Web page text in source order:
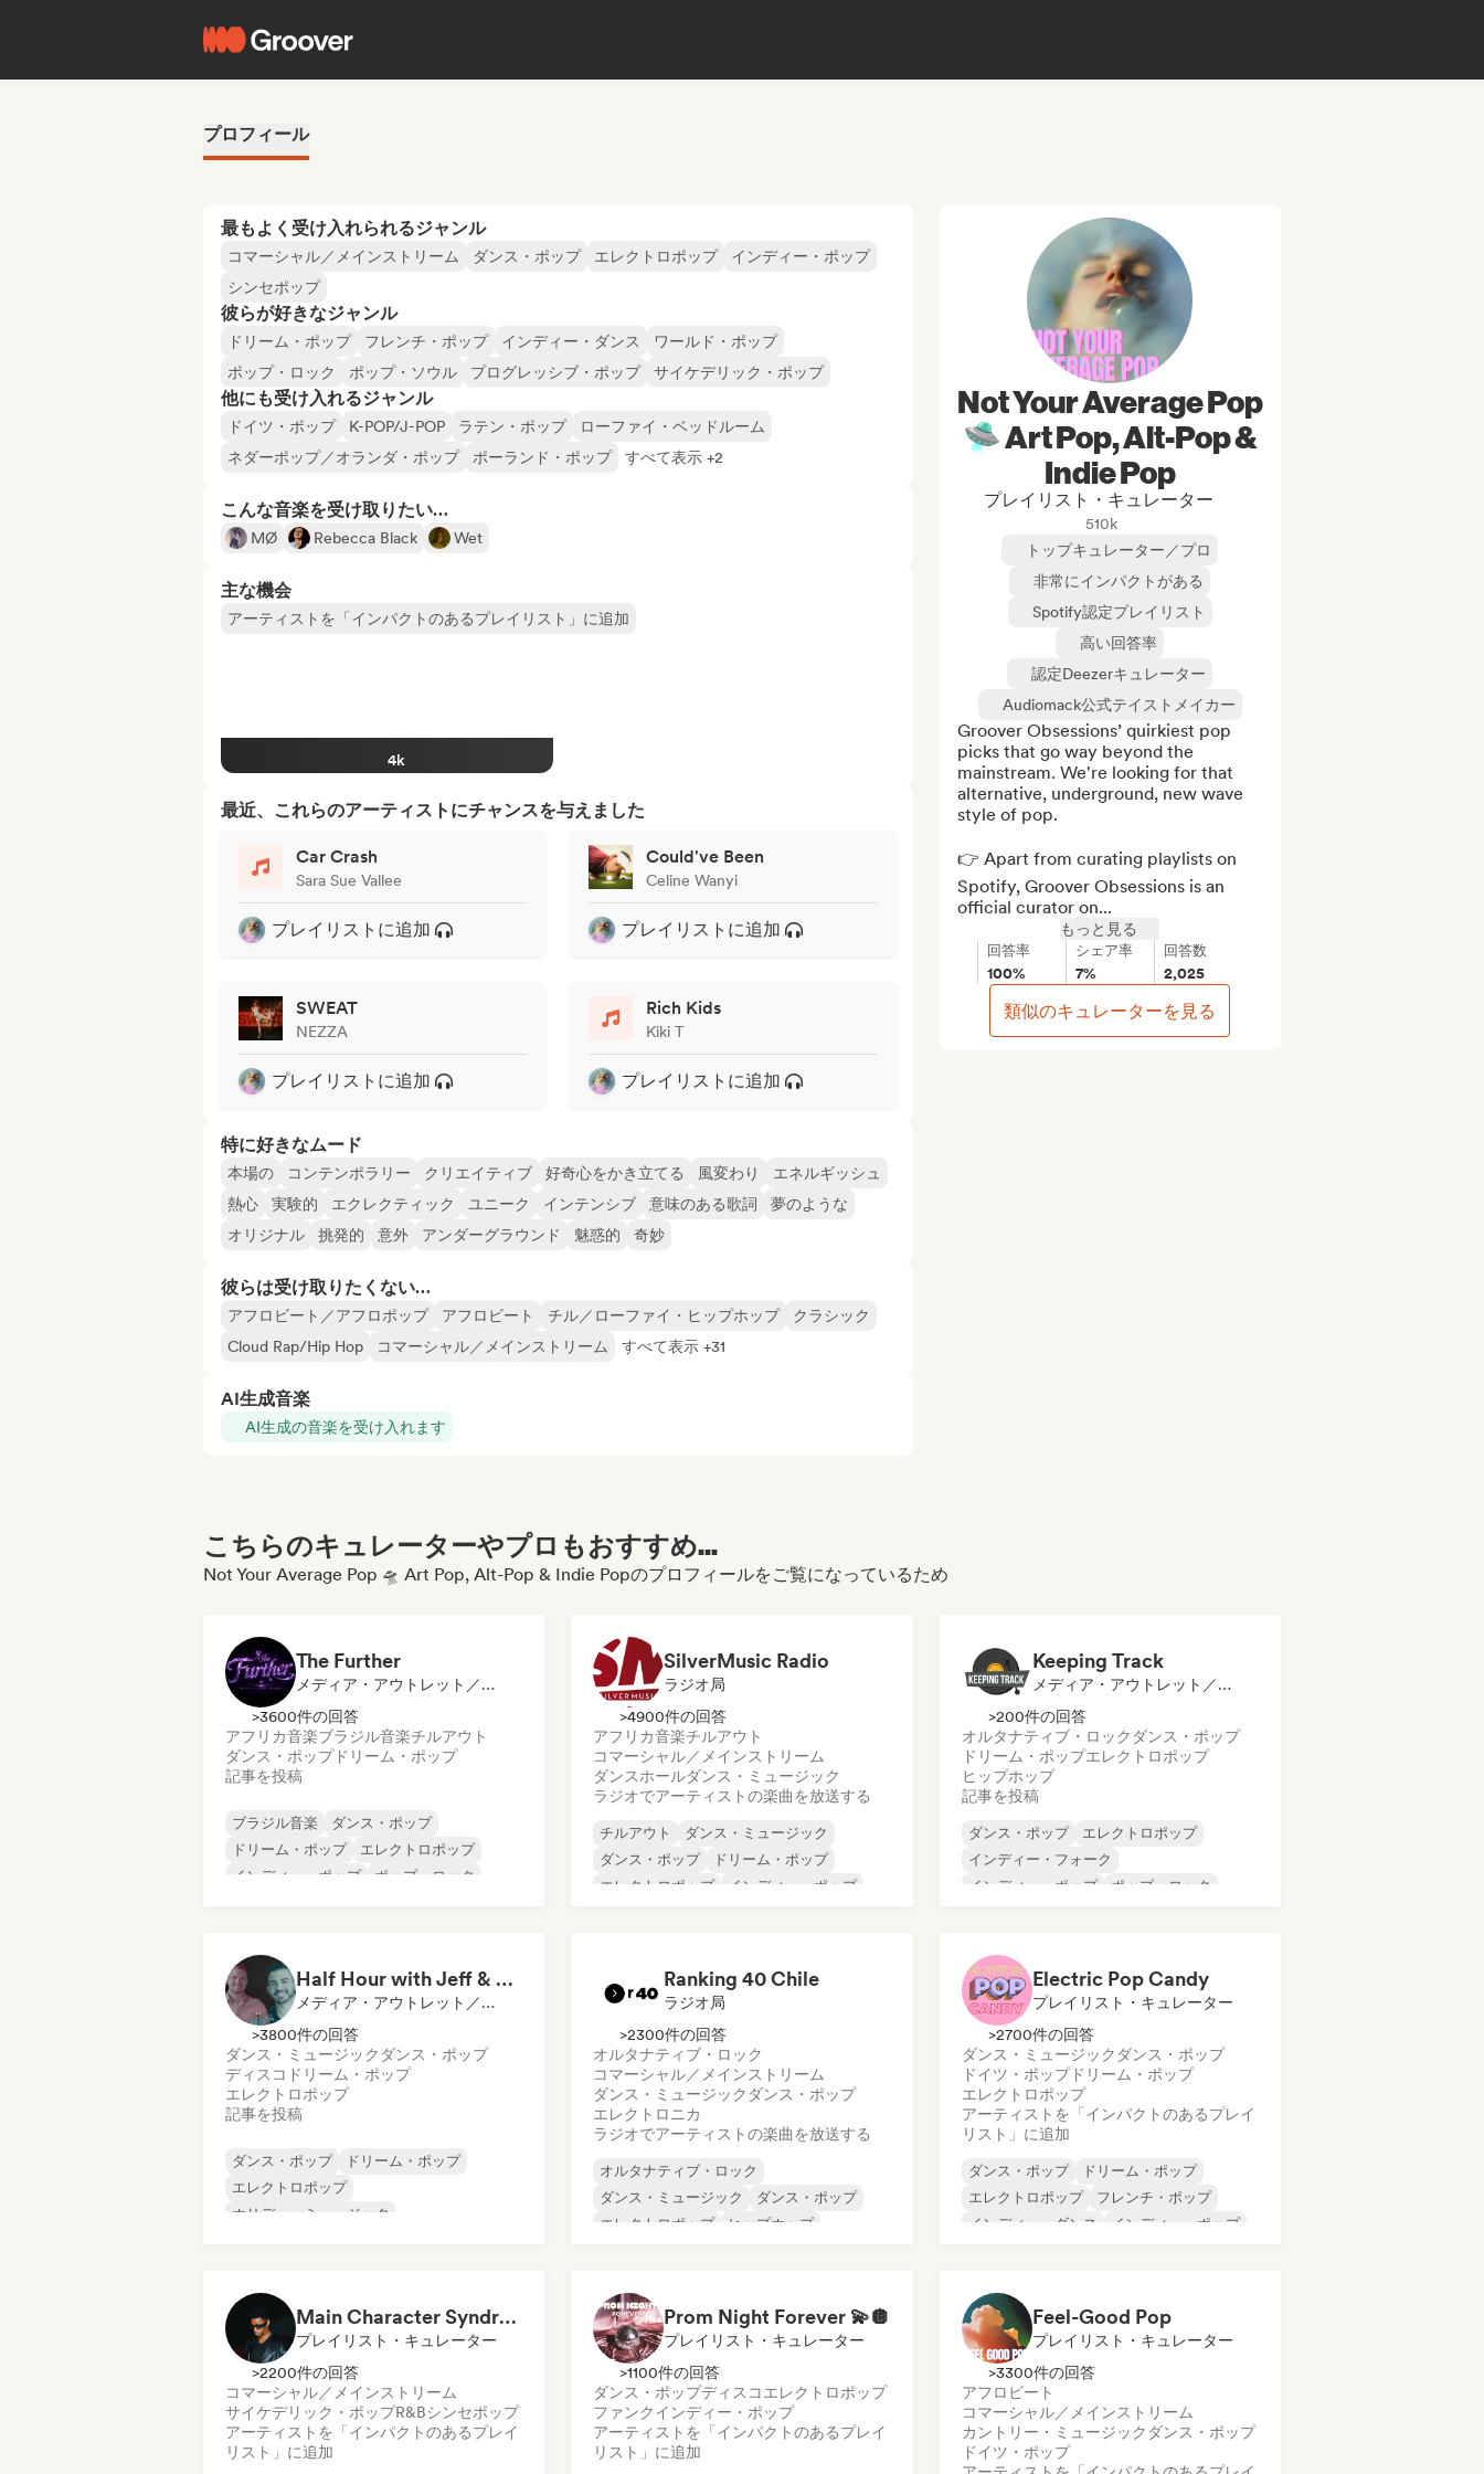
プロフィール
最もよく受け入れられるジャンル
コマーシャル／メインストリーム ダンス・ポップ エレクトロポップ
インディー・ポップ
シンセポップ
彼らが好きなジャンル
ドリーム・ポップ フレンチ・ポップ インディー・ダンス
ワールド・ポップ
ポップ・ロック
ポップ・ソウル プログレッシブ・ポップ サイケデリック・ポップ
他にも受け入れるジャンル
ドイツ・ポップ K-POP/J-POP ラテン・ポップ
ローファイ・ベッドルーム
ネダーポップ／オランダ・ポップ
ポーランド・ポップ すべて表示 +2
こんな音楽を受け取りたい…
MØ Rebecca Black Wet
主な機会
アーティストを「インパクトのあるプレイリスト」に追加
4k
最近、これらのアーティストにチャンスを与えました
Car Crash
Sara Sue Vallee
プレイリストに追加
Could've Been
Celine Wanyi
プレイリストに追加
SWEAT
NEZZA
プレイリストに追加
Rich Kids
Kiki T
プレイリストに追加
特に好きなムード
本場の コンテンポラリー クリエイティブ 好奇心をかき立てる 風変わり
エネルギッシュ
熱心
実験的 エクレクティック ユニーク インテンシブ 意味のある歌詞
夢のような
オリジナル
挑発的 意外 アンダーグラウンド 魅惑的 奇妙
彼らは受け取りたくない…
アフロビート／アフロポップ アフロビート チル／ローファイ・ヒップホップ
クラシック
Cloud Rap/Hip Hop
コマーシャル／メインストリーム すべて表示 +31
AI生成音楽
AI生成の音楽を受け入れます
Not Your Average Pop
🛸 Art Pop, Alt-Pop &
Indie Pop
プレイリスト・キュレーター
510k
トップキュレーター／プロ
非常にインパクトがある
Spotify認定プレイリスト
高い回答率
認定Deezerキュレーター
Audiomack公式テイストメイカー
Groover Obsessions’ quirkiest pop
picks that go way beyond the
mainstream. We're looking for that
alternative, underground, new wave
style of pop.
👉 Apart from curating playlists on
Spotify, Groover Obsessions is an
official curator on...
もっと見る
回答率
100%
シェア率
7%
回答数
2,025
類似のキュレーターを見る
こちらのキュレーターやプロもおすすめ...
Not Your Average Pop 🛸 Art Pop, Alt-Pop & Indie Popのプロフィールをご覧になっているため
The Further
メディア・アウトレット／ジャーナリスト
>3600件の回答
アフリカ音楽ブラジル音楽チルアウト
ダンス・ポップドリーム・ポップ
記事を投稿
ブラジル音楽
ダンス・ポップ
ドリーム・ポップ
エレクトロポップ
インディー・ポップ
ポップ・ロック
SilverMusic Radio
ラジオ局
>4900件の回答
アフリカ音楽チルアウト
コマーシャル／メインストリーム
ダンスホールダンス・ミュージック
ラジオでアーティストの楽曲を放送する
チルアウト
ダンス・ミュージック
ダンス・ポップ
ドリーム・ポップ
エレクトロポップ
インディー・ポップ
Keeping Track
メディア・アウトレット／ジャーナリスト
>200件の回答
オルタナティブ・ロック ダンス・ポップ
ドリーム・ポップエレクトロポップ
ヒップホップ
記事を投稿
ダンス・ポップ
エレクトロポップ
インディー・フォーク
インディー・ポップ
ポップ・ロック
Half Hour with Jeff & Richie (An Entertainment Podcast)
メディア・アウトレット／ジャーナリスト
>3800件の回答
ダンス・ミュージック ダンス・ポップ
ディスコ ドリーム・ポップ
エレクトロポップ
記事を投稿
ダンス・ポップ
ドリーム・ポップ
エレクトロポップ
ホリデー・ミュージック
Ranking 40 Chile
ラジオ局
>2300件の回答
オルタナティブ・ロック
コマーシャル／メインストリーム
ダンス・ミュージック ダンス・ポップ
エレクトロニカ
ラジオでアーティストの楽曲を放送する
オルタナティブ・ロック
ダンス・ミュージック
ダンス・ポップ
エレクトロポップ
ヒップホップ
Electric Pop Candy
プレイリスト・キュレーター
>2700件の回答
ダンス・ミュージック ダンス・ポップ
ドイツ・ポップドリーム・ポップ
エレクトロポップ
アーティストを「インパクトのあるプレイ
リスト」に追加
ダンス・ポップ
ドリーム・ポップ
エレクトロポップ
フレンチ・ポップ
インディー・ダンス
インディー・ポップ
Main Character Syndrome
プレイリスト・キュレーター
>2200件の回答
コマーシャル／メインストリーム
サイケデリック・ポップR&Bシンセポップ
アーティストを「インパクトのあるプレイ
リスト」に追加
Prom Night Forever 💫🪩
プレイリスト・キュレーター
>1100件の回答
ダンス・ポップディスコエレクトロポップ
ファンクインディー・ポップ
アーティストを「インパクトのあるプレイ
リスト」に追加
Feel-Good Pop
プレイリスト・キュレーター
>3300件の回答
アフロビート
コマーシャル／メインストリーム
カントリー・ミュージック ダンス・ポップ
ドイツ・ポップ